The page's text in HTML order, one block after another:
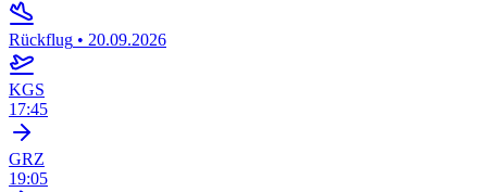
Rückflug • 20.09.2026
KGS
17:45
GRZ
19:05